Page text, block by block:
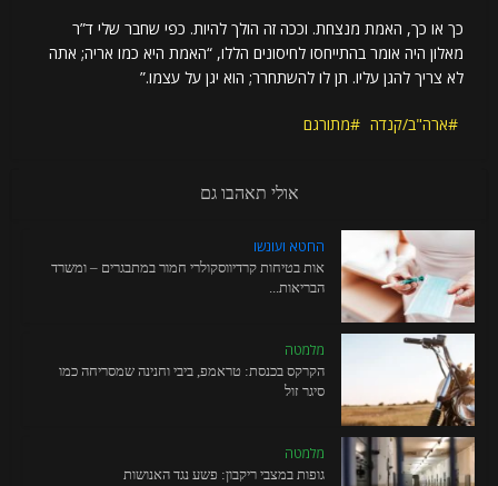
כך או כך, האמת מנצחת. וככה זה הולך להיות. כפי שחבר שלי ד”ר
מאלון היה אומר בהתייחסו לחיסונים הללו, “האמת היא כמו אריה; אתה
לא צריך להגן עליו. תן לו להשתחרר; הוא יגן על עצמו.”
ארה"ב/קנדה מתורגם
אולי תאהבו גם
החטא ועונשו
אות בטיחות קרדיווסקולרי חמור במתבגרים – ומשרד
הבריאות...
מלמטה
הקרקס בכנסת: טראמפ, ביבי וחנינה שמסריחה כמו
סיגר זול
מלמטה
גופות במצבי ריקבון: פשע נגד האנושות